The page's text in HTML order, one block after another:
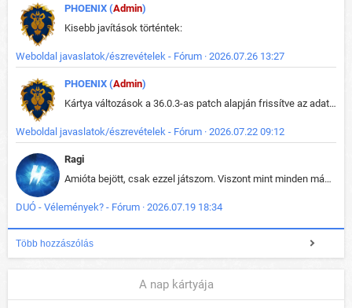
PHOENIX (Admin)
Kisebb javítások történtek:
Weboldal javaslatok/észrevételek - Fórum · 2026.07.26 13:27
PHOENIX (Admin)
Kártya változások a 36.0.3-as patch alapján frissítve az adatbázisban (képek is cserélve).
Weboldal javaslatok/észrevételek - Fórum · 2026.07.22 09:12
Ragi
Amióta bejött, csak ezzel játszom. Viszont mint minden más - akár az alapjáték is, ez is baromira összetett lett. Néha már pár kör után is esélytelen az egész. Vagy irreállisan túltápol valaki, vagy lelép a partner, vagy csak hülye mint a segg. És amikor eljönne az én időm, na akkor jön el mindenki másé is. Engem jobban érdekelne, hogy ki milyen ratingen szokott játszani. Na ez lenne egy érdekes adat.
DUÓ - Vélemények? - Fórum · 2026.07.19 18:34
Több hozzászólás
A nap kártyája